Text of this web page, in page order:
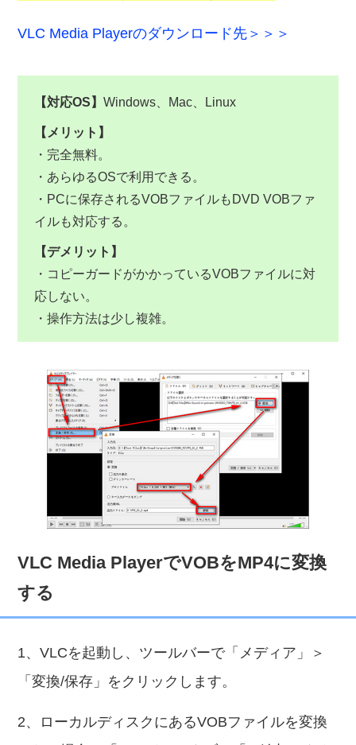
VLC Media Playerのダウンロード先＞＞＞
【対応OS】 Windows、Mac、Linux
【メリット】
・完全無料。
・あらゆるOSで利用できる。
・PCに保存されるVOBファイルもDVD VOBファ
イルも対応する。
【デメリット】
・コピーガードがかかっているVOBファイルに対
応しない。
・操作方法は少し複雑。
VLC Media PlayerでVOBをMP4に変換
する
1、VLCを起動し、ツールバーで「メディア」＞
「変換/保存」をクリックします。
2、ローカルディスクにあるVOBファイルを変換